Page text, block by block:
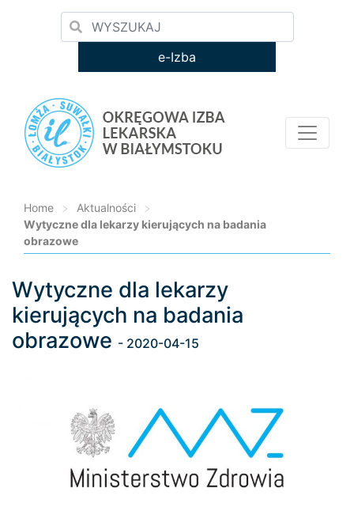
e-Izba
Home > Aktualności
>
Wytyczne dla lekarzy kierujących na badania
obrazowe
Loading...
Wytyczne dla lekarzy
kierujących na badania
obrazowe - 2020-04-15